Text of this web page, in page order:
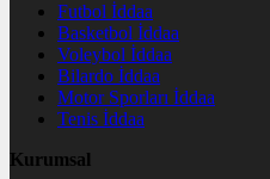
Futbol İddaa
Basketbol İddaa
Voleybol İddaa
Bilardo İddaa
Motor Sporları İddaa
Tenis İddaa
Kurumsal